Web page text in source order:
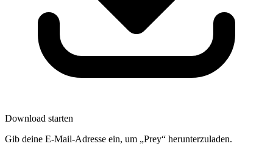
Download starten
Gib deine E-Mail-Adresse ein, um „Prey“ herunterzuladen.